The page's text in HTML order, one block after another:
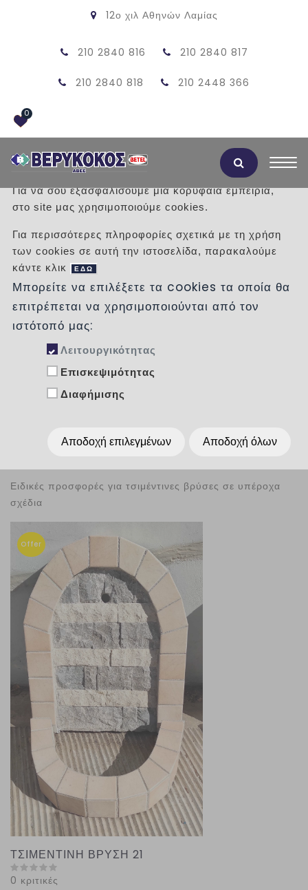
12ο χιλ Αθηνών Λαμίας
210 2840 816 210 2840 817
210 2840 818 210 2448 366
0
/ Προϊόντα /
ΠΡΟΣΦΟΡΕΣ
Κατηγορίες
Ταξινόμηση :
Ειδικές προσφορές για τσιμέντινες βρύσες σε υπέροχα
σχέδια
Offer
ΤΣΙΜΕΝΤΙΝΗ ΒΡΥΣΗ 21
0 κριτικές
Αποδοχή Cookies
Για να σου εξασφαλίσουμε μια κορυφαία εμπειρία,
στο site μας χρησιμοποιούμε cookies.
Για περισσότερες πληροφορίες σχετικά με τη χρήση
των cookies σε αυτή την ιστοσελίδα, παρακαλούμε
κάντε κλικ
ΕΔΩ
Μπορείτε να επιλέξετε τα cookies τα οποία θα
επιτρέπεται να χρησιμοποιούνται από τον
ιστότοπό μας:
Λειτουργικότητας
Επισκεψιμότητας
Διαφήμισης
Αποδοχή επιλεγμένων Αποδοχή όλων